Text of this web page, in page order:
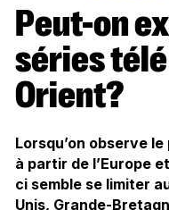
Peut-on exporter les
séries
Orient?
Lorsqu’on observe
à partir de l’Europe
ci semble se limiter
Unis, Grande-